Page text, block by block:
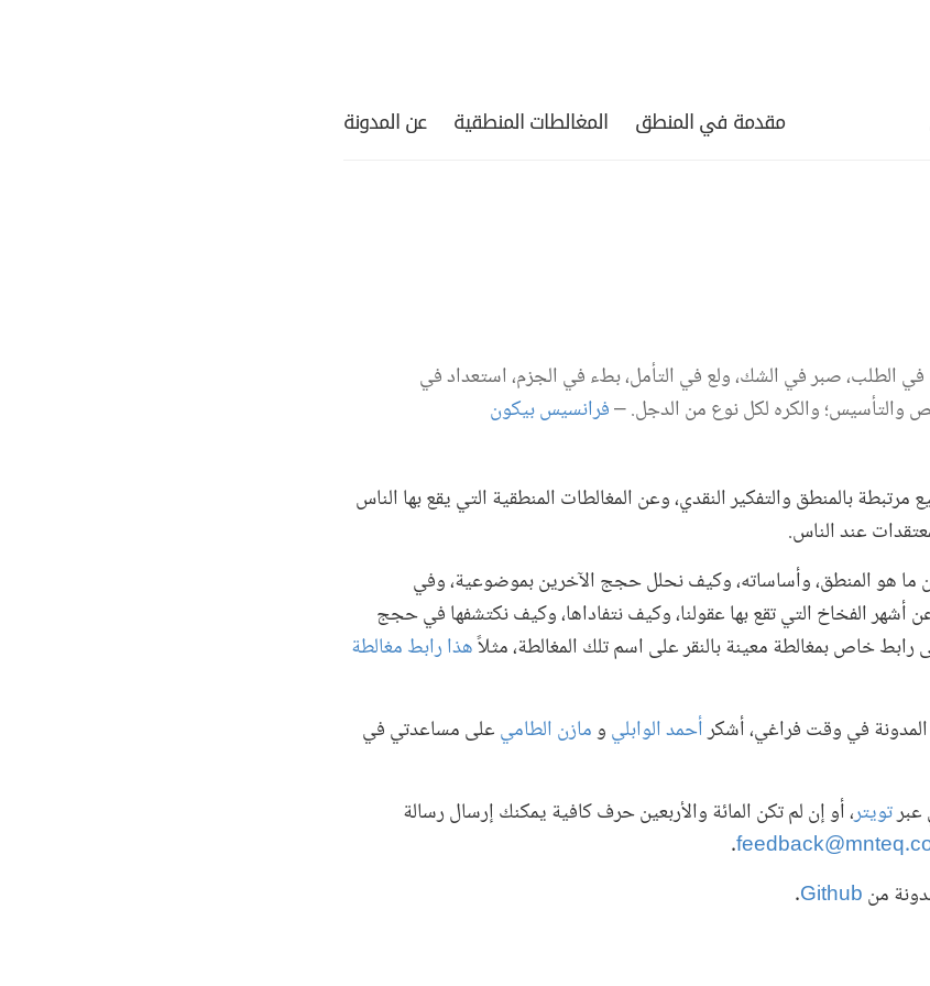
مقدمة في المنطق المغالطات المنطقية عن المدونة
في الطلب، صبر في الشك، ولع في التأمل، بطء في الجزم، استعداد في
والتأسيس؛ والكره لكل نوع من الدجل. –فرانسيس بيكون
بالمنطق والتفكير النقدي، وعن المغالطات المنطقية التي يقع بها الناس
عند الناس.
هو المنطق، وأساساته، وكيف نحلل حجج الآخرين بموضوعية، وفي
أشهر الفخاخ التي تقع بها عقولنا، وكيف نتفاداها، وكيف نكتشفها في حجج
خاص بمغالطة معينة بالنقر على اسم تلك المغالطة، مثلاًهذا رابط مغالطة
في وقت فراغي، أشكرأحمد الوابليومازن الطاميعلى مساعدتي في
عبرتويتر، أو إن لم تكن المائة والأربعين حرف كافية يمكنك إرسال رسالة
.
منGithub
.